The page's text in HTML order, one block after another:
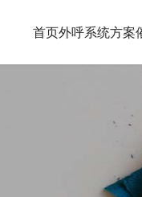
首页外呼系统方案